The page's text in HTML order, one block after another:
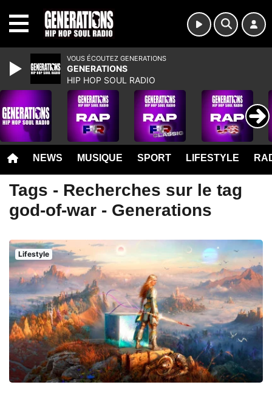
NEWS MUSIQUE SPORT LIFESTYLE
Tags - Recherches sur le tag
god-of-war - Generations
Lifestyle
VOUS ÉCOUTEZ GENERATIONS
GENERATIONS
HIP HOP SOUL RADIO